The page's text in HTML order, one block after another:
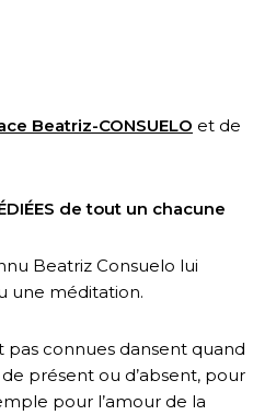
Beatriz-CONSUELO et de
de tout un chacune
Beatriz Consuelo lui
une méditation.
pas connues dansent quand
présent ou d’absent, pour
pour l’amour de la